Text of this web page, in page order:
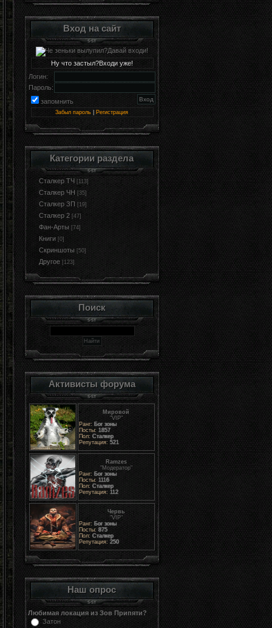
Вход на сайт
Ну что застыл?Входи уже!
Логин:
Пароль:
запомнить
Забыл пароль Регистрация
Категории раздела
Сталкер ТЧ [113]
Сталкер ЧН [35]
Сталкер ЗП [19]
Сталкер 2 [47]
Фан-Арты [74]
Книги [0]
Cкриншоты [50]
Другое [123]
Поиск
Активисты форума
Мировой
"VIP"
Ранг: Бог зоны
Посты: 1857
Пол: Сталкер
Репутация: 521
Ramzes
"Модератор"
Ранг: Бог зоны
Посты: 1116
Пол: Сталкер
Репутация: 112
Червь
"VIP"
Ранг: Бог зоны
Посты: 875
Пол: Сталкер
Репутация: 250
Наш опрос
Любимая локация из Зов Припяти?
Затон